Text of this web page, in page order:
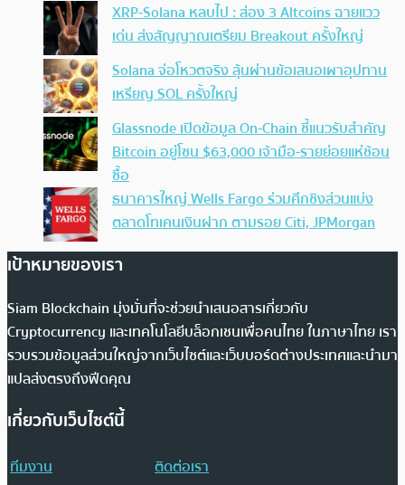
XRP-Solana หลบไป : ส่อง 3 Altcoins ฉายแวว
เด่น ส่งสัญญาณเตรียม Breakout ครั้งใหญ่
Solana จ่อโหวตจริง ลุ้นผ่านข้อเสนอเผาอุปทาน
เหรียญ SOL ครั้งใหญ่
Glassnode เปิดข้อมูล On-Chain ชี้แนวรับสำคัญ
Bitcoin อยู่โซน $63,000 เจ้ามือ-รายย่อยแห่ช้อน
ซื้อ
ธนาคารใหญ่ Wells Fargo ร่วมศึกชิงส่วนแบ่ง
ตลาดโทเคนเงินฝาก ตามรอย Citi, JPMorgan
เป้าหมายของเรา
Siam Blockchain มุ่งมั่นที่จะช่วยนำเสนอสารเกี่ยวกับ
Cryptocurrency และเทคโนโลยีบล็อกเชนเพื่อคนไทย ในภาษาไทย เรา
รวบรวมข้อมูลส่วนใหญ่จากเว็บไซต์และเว็บบอร์ดต่างประเทศและนำมา
แปลส่งตรงถึงฟีดคุณ
เกี่ยวกับเว็บไซต์นี้
ทีมงาน
ติดต่อเรา